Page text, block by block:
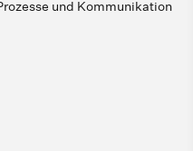
und Kommunikation